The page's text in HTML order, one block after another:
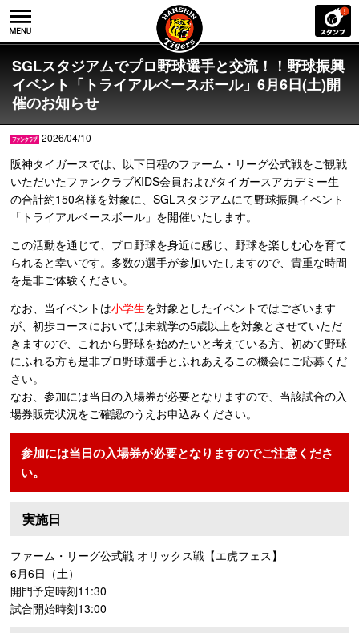
SGLスタジアムでプロ野球選手と交流！！野球振興
イベント「トライアルベースボール」6月6日(土)開
催のお知らせ
2026/04/10
阪神タイガースでは、以下日程のファーム・リーグ公式戦をご観戦
いただいたファンクラブKIDS会員およびタイガースアカデミー生
の合計約150名様を対象に、SGLスタジアムにて野球振興イベント
「トライアルベースボール」を開催いたします。
この活動を通じて、プロ野球を身近に感じ、野球を楽しむ心を育て
られると幸いです。多数の選手が参加いたしますので、貴重な時間
を是非ご体験ください。
なお、当イベントは小学生を対象としたイベントではございます
が、初歩コースにおいては未就学の5歳以上を対象とさせていただ
きますので、これから野球を始めたいと考えている方、初めて野球
にふれる方も是非プロ野球選手とふれあえるこの機会にご応募くだ
さい。
なお、参加には当日の入場券が必要となりますので、当該試合の入
場券販売状況をご確認のうえお申込みください。
参加には当日の入場券が必要となりますのでご注意くださ
い。
実施日
ファーム・リーグ公式戦 オリックス戦【エ虎フェス】
6月6日（土）
開門予定時刻11:30
試合開始時刻13:00